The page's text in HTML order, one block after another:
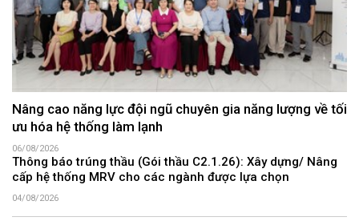
Nâng cao năng lực đội ngũ chuyên gia năng lượng về tối
ưu hóa hệ thống làm lạnh
06/08/2026
Thông báo trúng thầu (Gói thầu C2.1.26): Xây dựng/ Nâng
cấp hệ thống MRV cho các ngành được lựa chọn
04/08/2026